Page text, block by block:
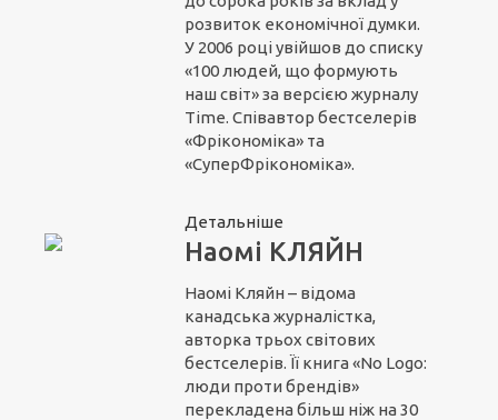
розвиток економічної думки.
У 2006 році увійшов до списку
«100 людей, що формують
наш світ» за версією журналу
Time. Співавтор бестселерів
«Фрікономіка» та
«СуперФрікономіка».
Детальніше
Наомі КЛЯЙН
Наомі Кляйн – відома
канадська журналістка,
авторка трьох світових
бестселерів. Її книга «No Logo:
люди проти брендів»
перекладена більш ніж на 30